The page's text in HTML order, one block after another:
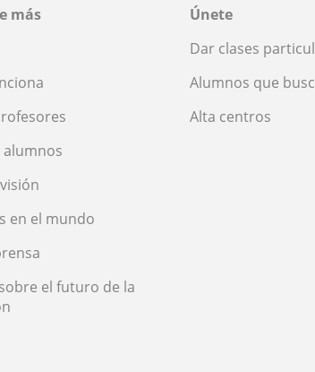
más
alumnos
en el mundo
el futuro de la
Únete
Dar clases
Alumnos que
Alta centros